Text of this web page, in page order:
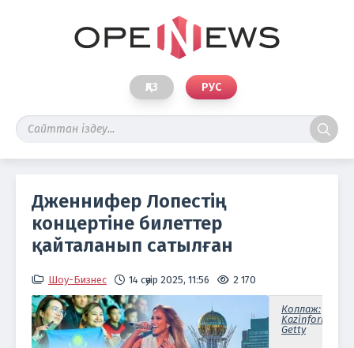
ҚАЗ РУС
Дженнифер Лопестің
концертіне билеттер
қайталанып сатылған
Шоу-Бизнес 14 сәуір 2025, 11:56 2 170
Коллаж:
Kazinform/
Getty